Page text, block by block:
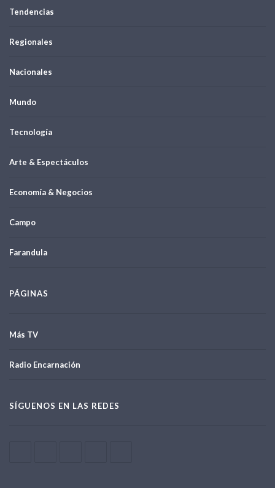
Tendencias
Regionales
Nacionales
Mundo
Tecnología
Arte & Espectáculos
Economía & Negocios
Campo
Farandula
PÁGINAS
Más TV
Radio Encarnación
SÍGUENOS EN LAS REDES